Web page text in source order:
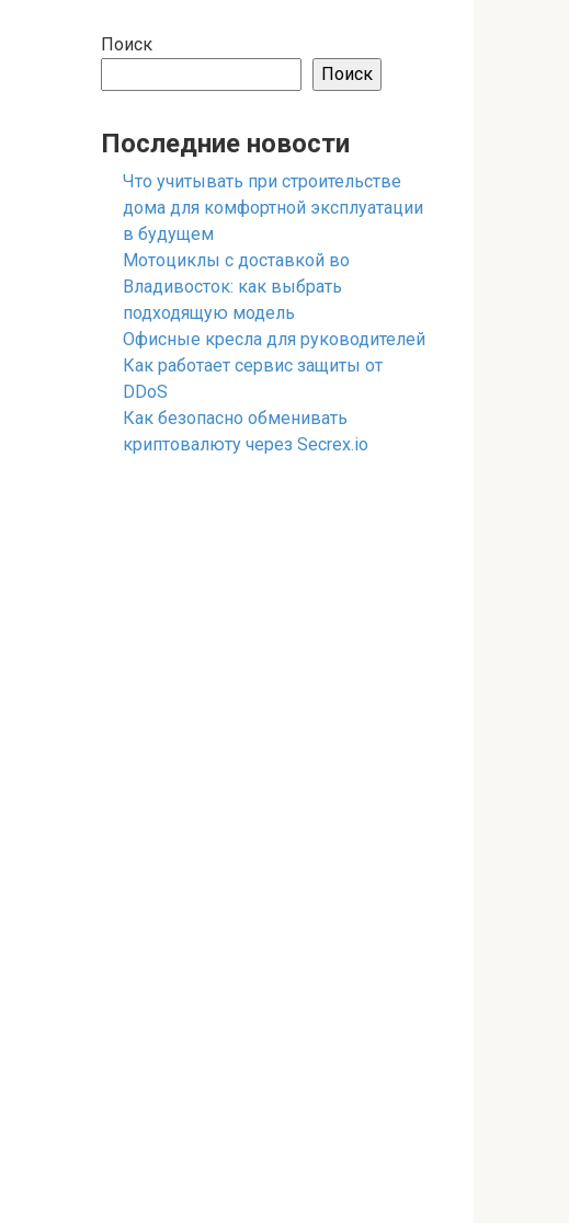
Поиск
Поиск
Последние новости
Что учитывать при строительстве
дома для комфортной эксплуатации
в будущем
Мотоциклы с доставкой во
Владивосток: как выбрать
подходящую модель
Офисные кресла для руководителей
Как работает сервис защиты от
DDoS
Как безопасно обменивать
криптовалюту через Secrex.io